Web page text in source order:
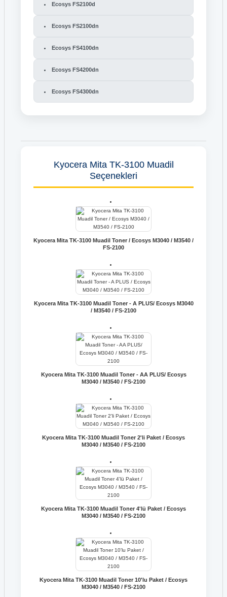
Ecosys FS2100d
Ecosys FS2100dn
Ecosys FS4100dn
Ecosys FS4200dn
Ecosys FS4300dn
Kyocera Mita TK-3100 Muadil
Seçenekleri
Kyocera Mita TK-3100 Muadil Toner / Ecosys M3040 / M3540 /
FS-2100
Kyocera Mita TK-3100 Muadil Toner - A PLUS/ Ecosys M3040
/ M3540 / FS-2100
Kyocera Mita TK-3100 Muadil Toner - AA PLUS/ Ecosys
M3040 / M3540 / FS-2100
Kyocera Mita TK-3100 Muadil Toner 2'li Paket / Ecosys
M3040 / M3540 / FS-2100
Kyocera Mita TK-3100 Muadil Toner 4'lü Paket / Ecosys
M3040 / M3540 / FS-2100
Kyocera Mita TK-3100 Muadil Toner 10'lu Paket / Ecosys
M3040 / M3540 / FS-2100